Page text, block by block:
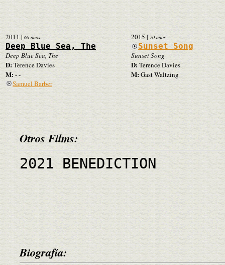
2011| 66 años
Deep Blue Sea, The
Deep Blue Sea, The
D:Terence Davies
M:- -
Samuel Barber
2015 | 70 años
Sunset Song
Sunset Song
D: Terence Davies
M:Gast Waltzing
Otros Films:
2021 BENEDICTION
Biografía: